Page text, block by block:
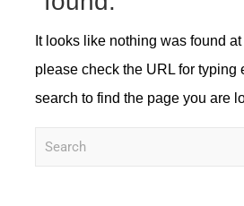
It looks like nothing was found
please check the URL for typing
search to find the page you are